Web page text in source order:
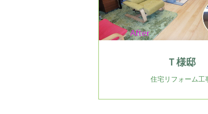
Ｔ様邸
住宅リフォーム工